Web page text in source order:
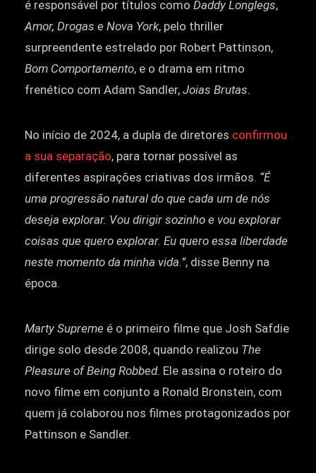
é responsável por títulos como Daddy Longlegs,
Amor, Drogas e Nova York, pelo thriller
surpreendente estrelado por Robert Pattinson,
Bom Comportamento, e o drama em ritmo
frenético com Adam Sandler, Joias Brutas.
No início de 2024, a dupla de diretores confirmou
a sua separação, para tornar possível as
diferentes aspirações criativas dos irmãos. “É
uma progressão natural do que cada um de nós
deseja explorar. Vou dirigir sozinho e vou explorar
coisas que quero explorar. Eu quero essa liberdade
neste momento da minha vida.”, disse Benny na
época.
Marty Supreme é o primeiro filme que Josh Safdie
dirige solo desde 2008, quando realizou The
Pleasure of Being Robbed. Ele assina o roteiro do
novo filme em conjunto a Ronald Bronstein, com
quem já colaborou nos filmes protagonizados por
Pattinson e Sandler.